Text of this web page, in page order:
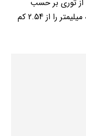
از توری بر حسب
میلیمتر: عدد مش ضرب در قطر مفتول به میلیمتر را از 2.54 کم